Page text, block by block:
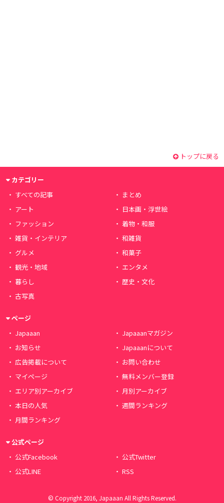
トップに戻る
カテゴリー
すべての記事
まとめ
アート
日本画・浮世絵
ファッション
着物・和服
雑貨・インテリア
和雑貨
グルメ
和菓子
観光・地域
エンタメ
暮らし
歴史・文化
古写真
ページ
Japaaan
Japaaanマガジン
お知らせ
Japaaanについて
広告掲載について
お問い合わせ
マイページ
無料メンバー登録
エリア別アーカイブ
月別アーカイブ
本日の人気
週間ランキング
月間ランキング
公式ページ
公式Facebook
公式Twitter
公式LINE
RSS
© Copyright 2016, Japaaan All Rights Reserved.